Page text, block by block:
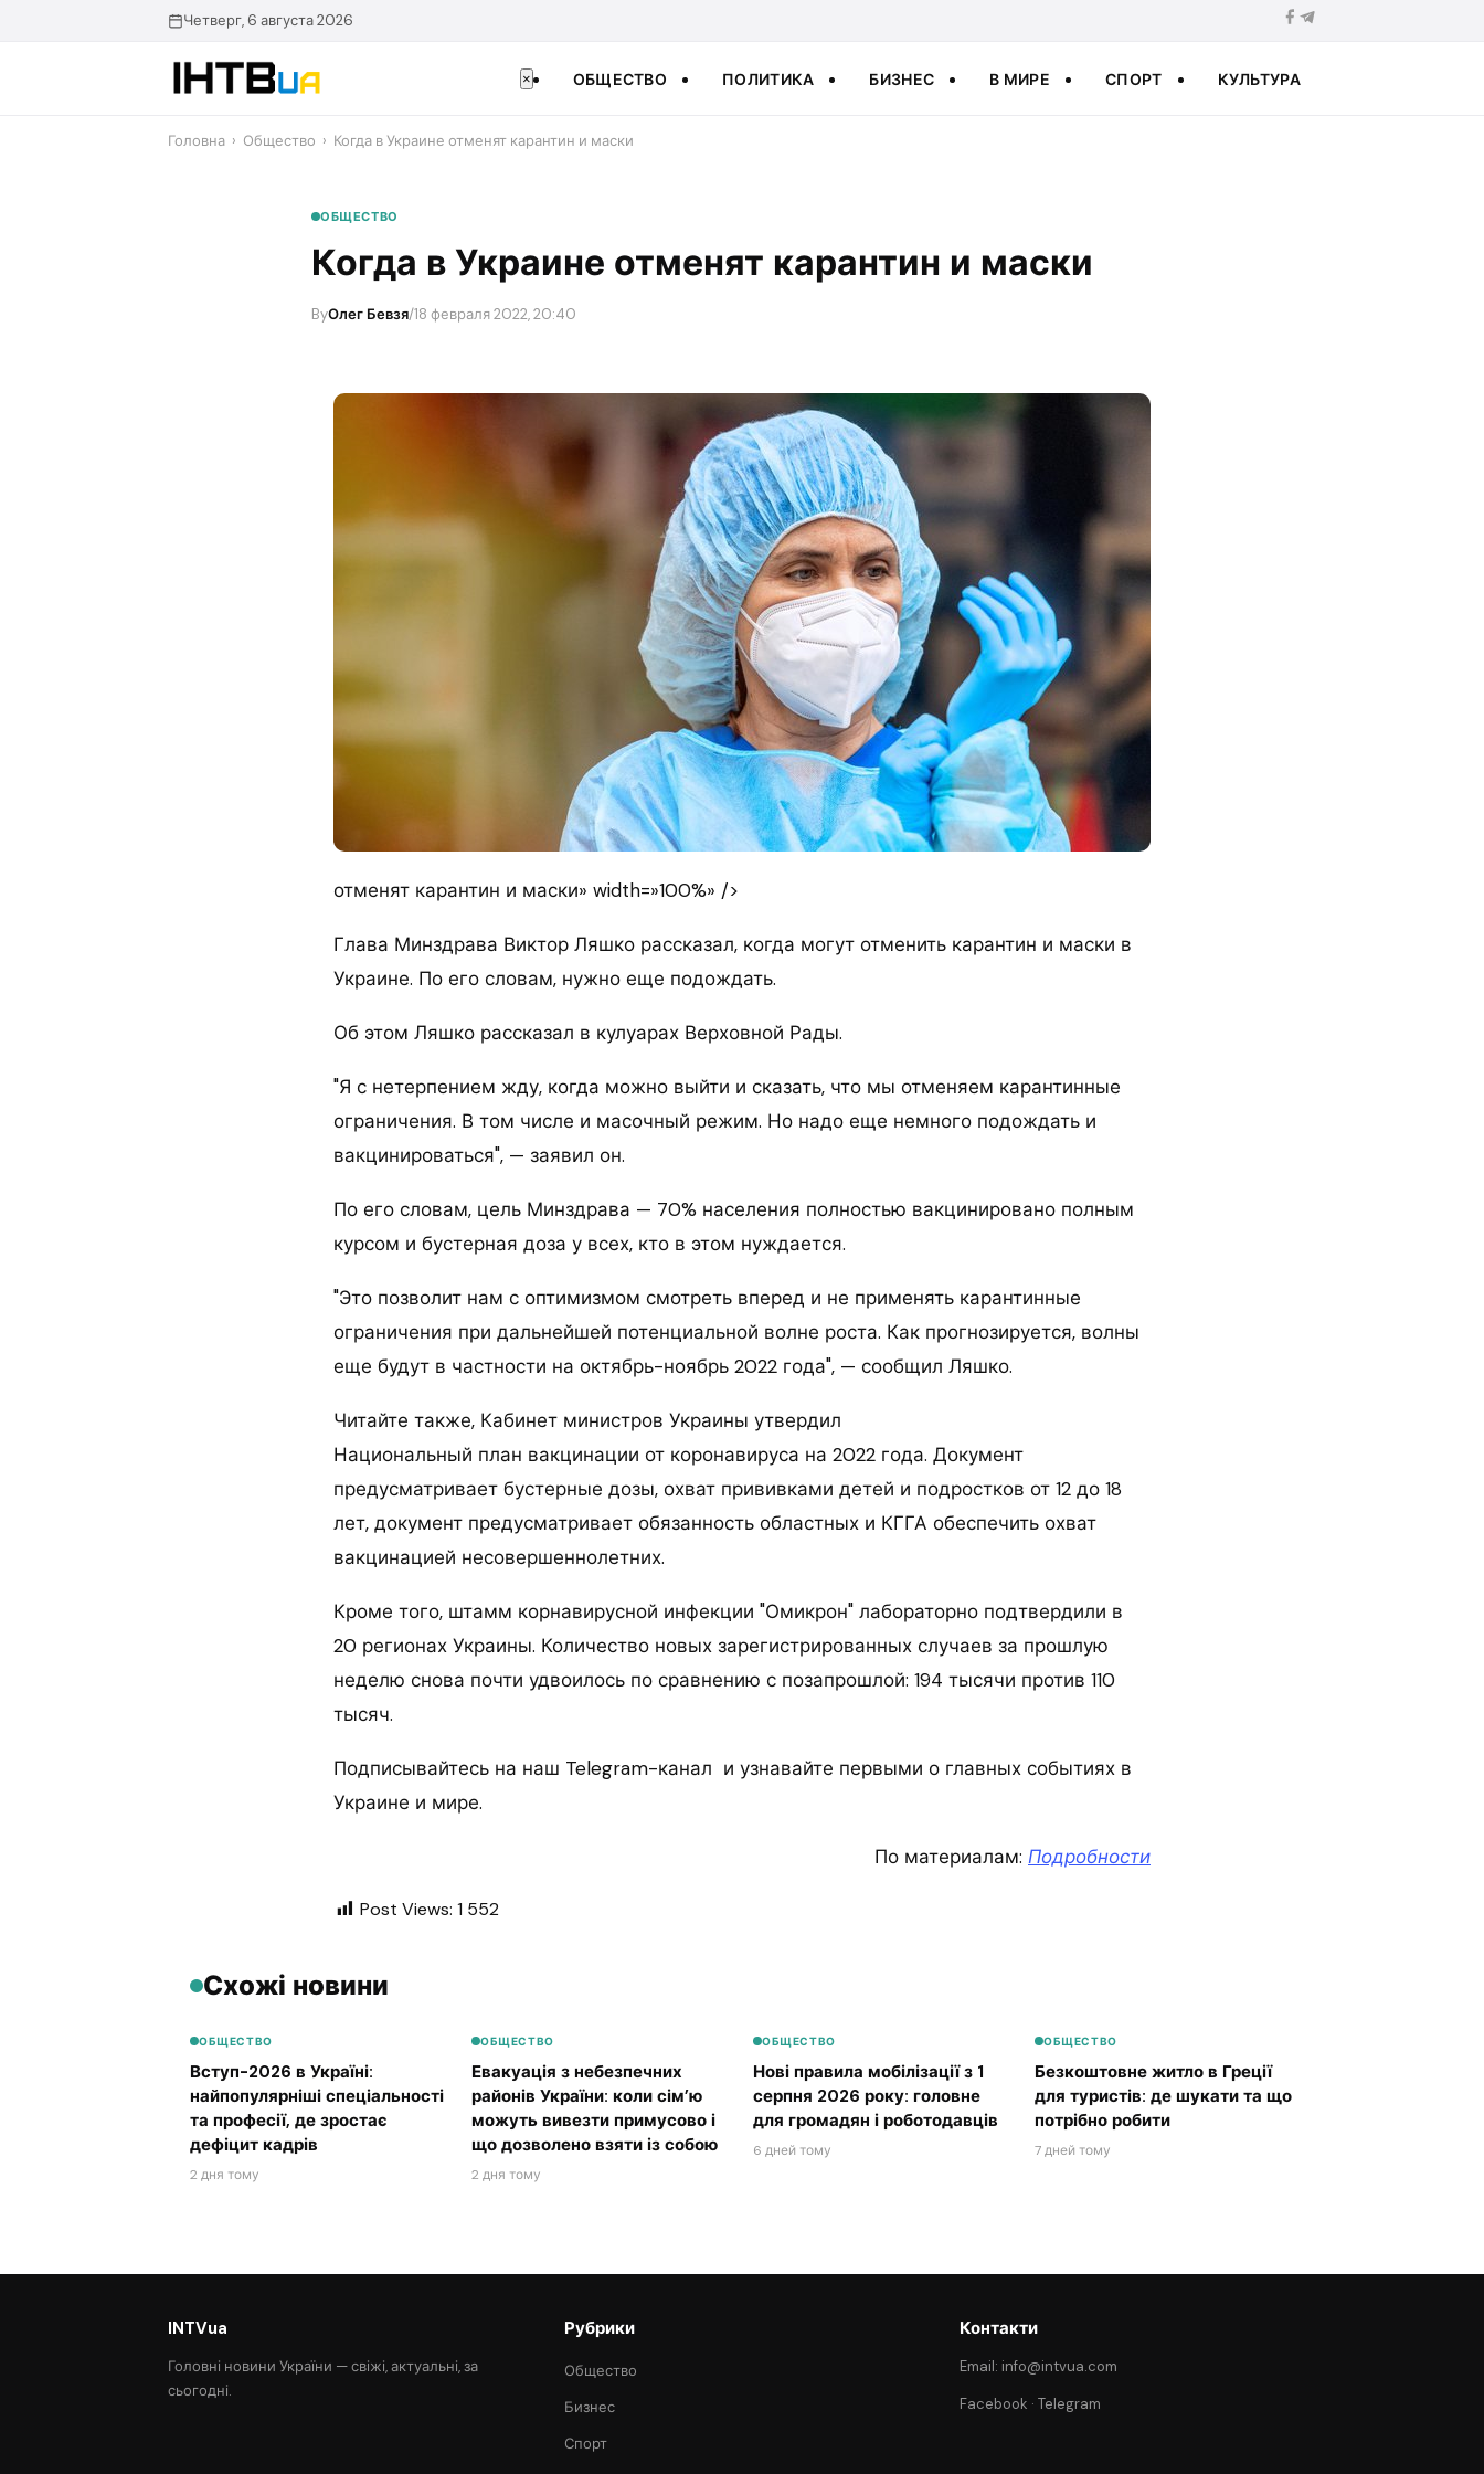
Четверг, 6 августа 2026
× ОБЩЕСТВО ПОЛИТИКА БИЗНЕС В МИРЕ СПОРТ КУЛЬТУРА
Головна › Общество › Когда в Украине отменят карантин и маски
ОБЩЕСТВО
Когда в Украине отменят карантин и маски
ByОлег Бевзя/18 февраля 2022, 20:40
отменят карантин и маски» width=»100%» />
Глава Минздрава Виктор Ляшко рассказал, когда могут отменить карантин и маски в
Украине. По его словам, нужно еще подождать.
Об этом Ляшко рассказал в кулуарах Верховной Рады.
"Я с нетерпением жду, когда можно выйти и сказать, что мы отменяем карантинные
ограничения. В том числе и масочный режим. Но надо еще немного подождать и
вакцинироваться", — заявил он.
По его словам, цель Минздрава — 70% населения полностью вакцинировано полным
курсом и бустерная доза у всех, кто в этом нуждается.
"Это позволит нам с оптимизмом смотреть вперед и не применять карантинные
ограничения при дальнейшей потенциальной волне роста. Как прогнозируется, волны
еще будут в частности на октябрь-ноябрь 2022 года", — сообщил Ляшко.
Читайте также, Кабинет министров Украины утвердил
Национальный план вакцинации от коронавируса на 2022 года. Документ
предусматривает бустерные дозы, охват прививками детей и подростков от 12 до 18
лет, документ предусматривает обязанность областных и КГГА обеспечить охват
вакцинацией несовершеннолетних.
Кроме того, штамм корнавирусной инфекции "Омикрон" лабораторно подтвердили в
20 регионах Украины. Количество новых зарегистрированных случаев за прошлую
неделю снова почти удвоилось по сравнению с позапрошлой: 194 тысячи против 110
тысяч.
Подписывайтесь на наш Telegram-канал и узнавайте первыми о главных событиях в
Украине и мире.
По материалам: Подробности
Post Views: 1 552
Схожі новини
ОБЩЕСТВО
Вступ-2026 в Україні:
найпопулярніші спеціальності
та професії, де зростає
дефіцит кадрів
2 дня тому
ОБЩЕСТВО
Евакуація з небезпечних
районів України: коли сім’ю
можуть вивезти примусово і
що дозволено взяти із собою
2 дня тому
ОБЩЕСТВО
Нові правила мобілізації з 1
серпня 2026 року: головне
для громадян і роботодавців
6 дней тому
ОБЩЕСТВО
Безкоштовне житло в Греції
для туристів: де шукати та що
потрібно робити
7 дней тому
INTVua
Головні новини України — свіжі, актуальні, за
сьогодні.
Рубрики
Общество
Бизнес
Спорт
Контакти
Email: info@intvua.com
Facebook ·Telegram